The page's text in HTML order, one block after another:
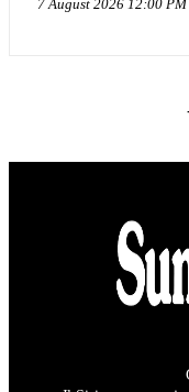
7 August 2026 12:00 PM